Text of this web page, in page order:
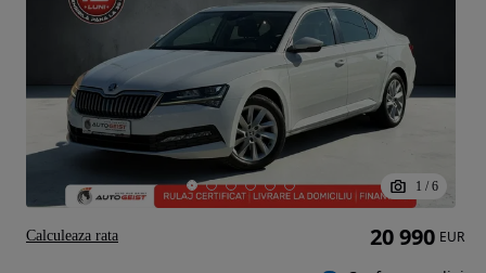
1 / 6
20 990 EUR
Calculeaza rata